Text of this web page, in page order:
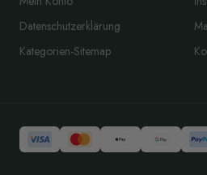
Datenschutzerklärung
Kategorien-Sitemap